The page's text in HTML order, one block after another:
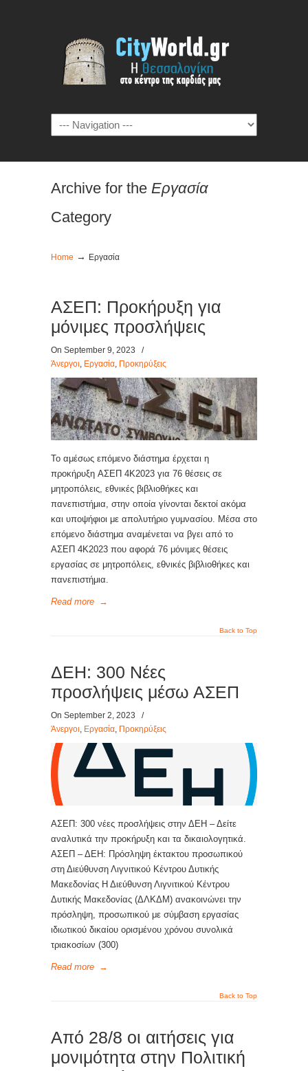
Archive for the Εργασία
Category
Home → Εργασία
ΑΣΕΠ: Προκήρυξη για
μόνιμες προσλήψεις
On September 9, 2023
/
Άνεργοι, Εργασία, Προκηρύξεις
Το αμέσως επόμενο διάστημα έρχεται η
προκήρυξη ΑΣΕΠ 4Κ2023 για 76 θέσεις σε
μητροπόλεις, εθνικές βιβλιοθήκες και
πανεπιστήμια, στην οποία γίνονται δεκτοί ακόμα
και υποψήφιοι με απολυτήριο γυμνασίου. Μέσα στο
επόμενο διάστημα αναμένεται να βγει από το
ΑΣΕΠ 4Κ2023 που αφορά 76 μόνιμες θέσεις
εργασίας σε μητροπόλεις, εθνικές βιβλιοθήκες και
πανεπιστήμια.
Read more →
Back to Top
ΔΕΗ: 300 Νέες
προσλήψεις μέσω ΑΣΕΠ
On September 2, 2023
/
Άνεργοι, Εργασία, Προκηρύξεις
ΑΣΕΠ: 300 νέες προσλήψεις στην ΔΕΗ – Δείτε
αναλυτικά την προκήρυξη και τα δικαιολογητικά.
ΑΣΕΠ – ΔΕΗ: Πρόσληψη έκτακτου προσωπικού
στη Διεύθυνση Λιγνιτικού Κέντρου Δυτικής
Μακεδονίας Η Διεύθυνση Λιγνιτικού Κέντρου
Δυτικής Μακεδονίας (ΔΛΚΔΜ) ανακοινώνει την
πρόσληψη, προσωπικού με σύμβαση εργασίας
ιδιωτικού δικαίου ορισμένου χρόνου συνολικά
τριακοσίων (300)
Read more →
Back to Top
Από 28/8 οι αιτήσεις για
μονιμότητα στην Πολιτική